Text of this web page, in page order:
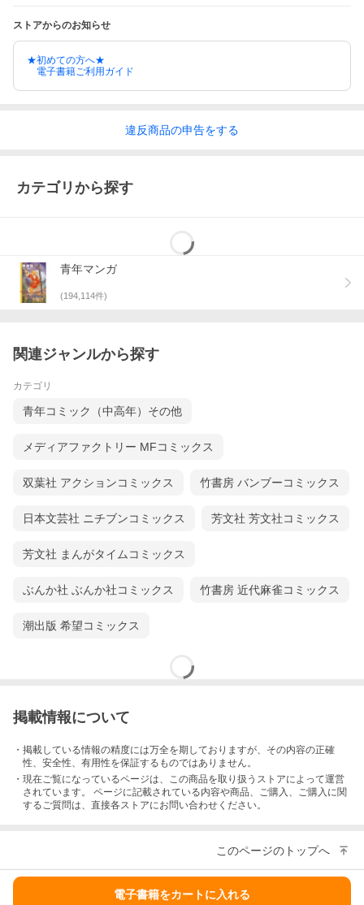
ストアからのお知らせ
★初めての方へ★
電子書籍ご利用ガイド
違反商品の申告をする
カテゴリから探す
青年マンガ
(194,114件)
関連ジャンルから探す
カテゴリ
青年コミック（中高年）その他
メディアファクトリー MFコミックス
双葉社 アクションコミックス 竹書房 バンブーコミックス
日本文芸社 ニチブンコミックス 芳文社 芳文社コミックス
芳文社 まんがタイムコミックス
ぶんか社 ぶんか社コミックス 竹書房 近代麻雀コミックス
潮出版 希望コミックス
掲載情報について
・掲載している情報の精度には万全を期しておりますが、その内容の正確
性、安全性、有用性を保証するものではありません。
・現在ご覧になっているページは、この商品を取り扱うストアによって運営
されています。 ページに記載されている内容や商品、ご購入 、ご購入に関
するご質問は、直接各ストアにお問い合わせください。
このページのトップへ
電子書籍をカートに入れる